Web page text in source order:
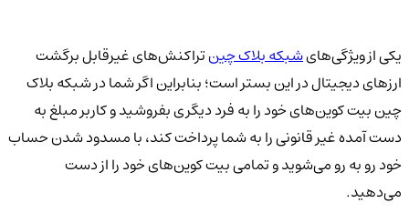
یکی از ویژگی‌هایشبکه بلاک چینتراکنش‌های غیرقابل برگشت
ارزهای دیجیتال در این بستر است؛ بنابراین اگر شما در شبکه بلاک
چین بیت کوین‌های خود را به فرد دیگری بفروشید و کاربر مبلغ به
دست آمده غیر قانونی را به شما پرداخت کند، با مسدود شدن حساب
خود رو به رو می‌شوید و تمامی بیت کوین‌های خود را از دست
می‌دهید.